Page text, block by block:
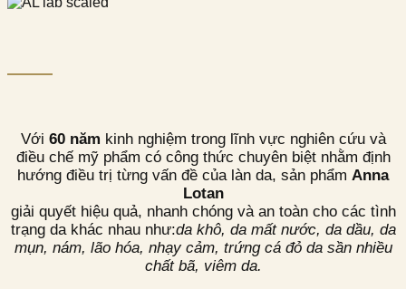
Với 60 năm kinh nghiệm trong lĩnh vực nghiên cứu và
điều chế mỹ phẩm có công thức chuyên biệt nhằm định
hướng điều trị từng vấn đề của làn da, sản phẩm Anna
Lotan
giải quyết hiệu quả, nhanh chóng và an toàn cho các tình
trạng da khác nhau như:da khô, da mất nước, da dầu, da
mụn, nám, lão hóa, nhạy cảm, trứng cá đỏ da sần nhiều
chất bã, viêm da.